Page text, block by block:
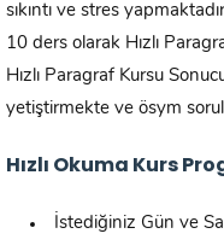
sıkıntı ve stres
10 ders olarak Hızlı
Hızlı Paragraf Kursu
yetiştirmekte ve ösym
Hızlı Okuma Kurs
İstediğiniz Gün ve